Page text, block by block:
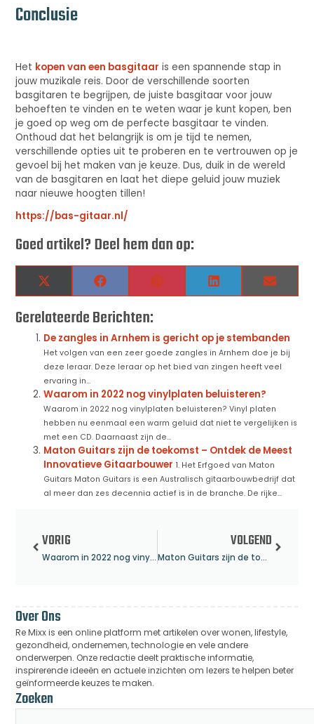
Conclusie
Het kopen van een basgitaar is een spannende stap in
jouw muzikale reis. Door de verschillende soorten
basgitaren te begrijpen, de juiste basgitaar voor jouw
behoeften te vinden en te weten waar je kunt kopen, ben
je goed op weg om de perfecte basgitaar te vinden.
Onthoud dat het belangrijk is om je tijd te nemen,
verschillende opties uit te proberen en te vertrouwen op je
gevoel bij het maken van je keuze. Dus, duik in de wereld
van de basgitaren en laat het diepe geluid jouw muziek
naar nieuwe hoogten tillen!
https://bas-gitaar.nl/
Goed artikel? Deel hem dan op:
X
(Twitter)
Facebook Pinterest LinkedIn Email
Gerelateerde Berichten:
De zangles in Arnhem is gericht op je stembanden
Het volgen van een zeer goede zangles in Arnhem doe je bij
deze leraar. Deze leraar op het bied van zingen heeft veel
ervaring in...
Waarom in 2022 nog vinylplaten beluisteren?
Waarom in 2022 nog vinylplaten beluisteren? Vinyl platen
hebben nu eenmaal een warm geluid dat niet te vergelijken is
met een CD. Daarnaast zijn de...
Maton Guitars zijn de toekomst – Ontdek de Meest
Innovatieve Gitaarbouwer 1. Het Erfgoed van Maton
Guitars Maton Guitars is een Australisch gitaarbouwbedrijf dat
al meer dan zes decennia actief is in de branche. De rijke...
VORIG
Waarom in 2022 nog vinylplaten beluisteren?
VOLGEND
Maton Guitars zijn de toekomst – Ontdek de Meest Innovatieve Gitaarbouwer
Over Ons
Re Mixx is een online platform met artikelen over wonen, lifestyle,
gezondheid, ondernemen, technologie en vele andere
onderwerpen. Onze redactie deelt praktische informatie,
inspirerende ideeën en actuele inzichten om lezers te helpen beter
geïnformeerde keuzes te maken.
Zoeken